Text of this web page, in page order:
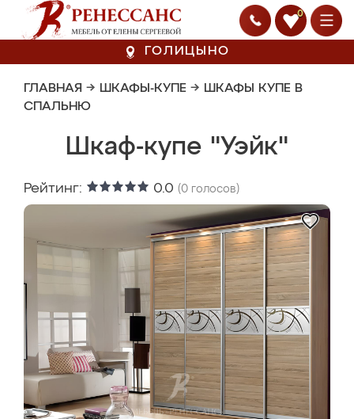
0
ГОЛИЦЫНО
ГЛАВНАЯ → ШКАФЫ-КУПЕ → ШКАФЫ КУПЕ В
СПАЛЬНЮ
Шкаф-купе "Уэйк"
Рейтинг: 0.0 (0 голосов)